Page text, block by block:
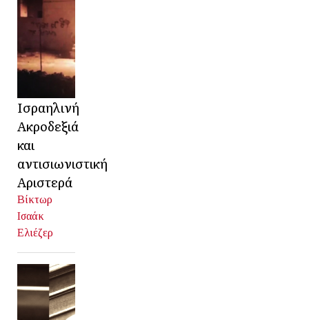
Ισραηλινή
Ακροδεξιά
και
αντισιωνιστική
Αριστερά
Βίκτωρ
Ισαάκ
Ελιέζερ